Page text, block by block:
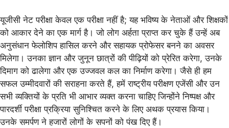
यूजीसी नेट परीक्षा केवल एक परीक्षा नहीं है; यह भविष्य के नेताओं और शिक्षकों
को आकार देने का एक मार्ग है। जो लोग अर्हता प्राप्त कर चुके हैं उन्हें अब
अनुसंधान फेलोशिप हासिल करने और सहायक प्रोफेसर बनने का अवसर
मिलेगा। उनका ज्ञान और जुनून छात्रों की पीढ़ियों को प्रेरित करेगा, उनके
दिमाग को ढालेगा और एक उज्जवल कल का निर्माण करेगा। जैसे ही हम
सफल उम्मीदवारों की सराहना करते हैं, हमें राष्ट्रीय परीक्षण एजेंसी और उन
सभी व्यक्तियों के प्रति भी आभार व्यक्त करना चाहिए जिन्होंने निष्पक्ष और
पारदर्शी परीक्षा प्रक्रिया सुनिश्चित करने के लिए अथक प्रयास किया।
उनके समर्पण ने हजारों लोगों के सपनों को पंख दिए हैं।